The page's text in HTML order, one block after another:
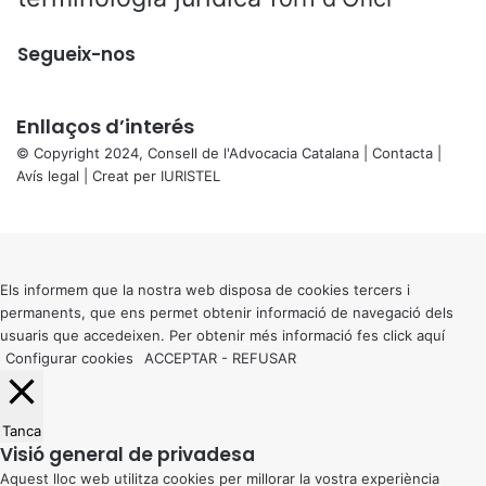
Segueix-nos
Enllaços d’interés
© Copyright 2024, Consell de l'Advocacia Catalana | Contacta
Avís legal | Creat per IURISTEL
button
Els informem que la nostra web disposa de cookies tercers i
permanents, que ens permet obtenir informació de navegació dels
usuaris que accedeixen. Per obtenir més informació fes click aquí
Configurar cookies
ACCEPTAR - REFUSAR
Tanca
Visió general de privadesa
Aquest lloc web utilitza cookies per millorar la vostra experiència